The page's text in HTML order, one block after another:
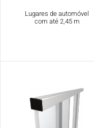
Lugares de automóvel
com até 2,45 m